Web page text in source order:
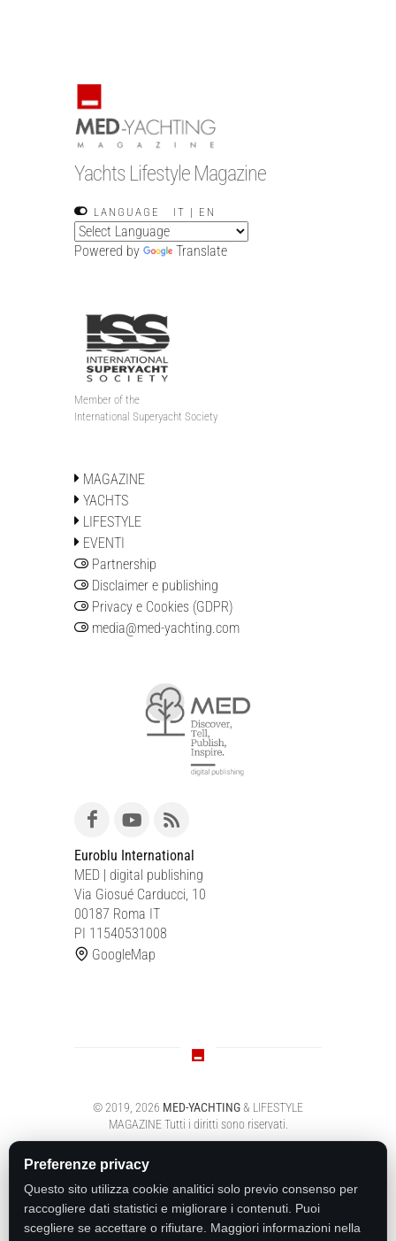
Yachts Lifestyle Magazine
LANGUAGE IT | EN
Powered by Translate
Member of the
International Superyacht Society
MAGAZINE
YACHTS
LIFESTYLE
EVENTI
Partnership
Disclaimer e publishing
Privacy e Cookies (GDPR)
media@med-yachting.com
Euroblu International
MED | digital publishing
Via Giosué Carducci, 10
00187 Roma IT
PI 11540531008
GoogleMap
© 2019, 2026 MED-YACHTING& LIFESTYLE
MAGAZINETutti i diritti sono riservati.
Preferenze privacy
Questo sito utilizza cookie analitici solo previo consenso per
raccogliere dati statistici e migliorare i contenuti. Puoi
scegliere se accettare o rifiutare. Maggiori informazioni nella